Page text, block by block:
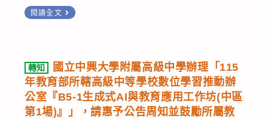
告
並
鼓
勵
所
程:MOVIE-
客-
逆
向
1
踴
躍
參
與。
電
能
基
金
會
閱讀全文
訊
數
位
課
轉知
國立中興大學附屬高級中學辦理「115
年教育部所轄高級中等學校數位學習推動辦
公室『B5-1生成式AI與教育應用工作坊(中區
第1場)』」，請惠予公告周知並鼓勵所屬教